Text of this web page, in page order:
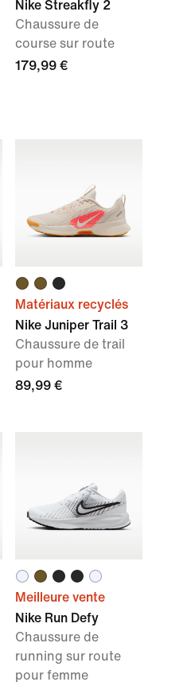
Nike Streakfly 2
Chaussure de
course sur route
179,99 €
Matériaux recyclés
Nike Juniper Trail 3
Chaussure de trail
pour homme
89,99 €
Meilleure vente
Nike Run Defy
Chaussure de
running sur route
pour femme